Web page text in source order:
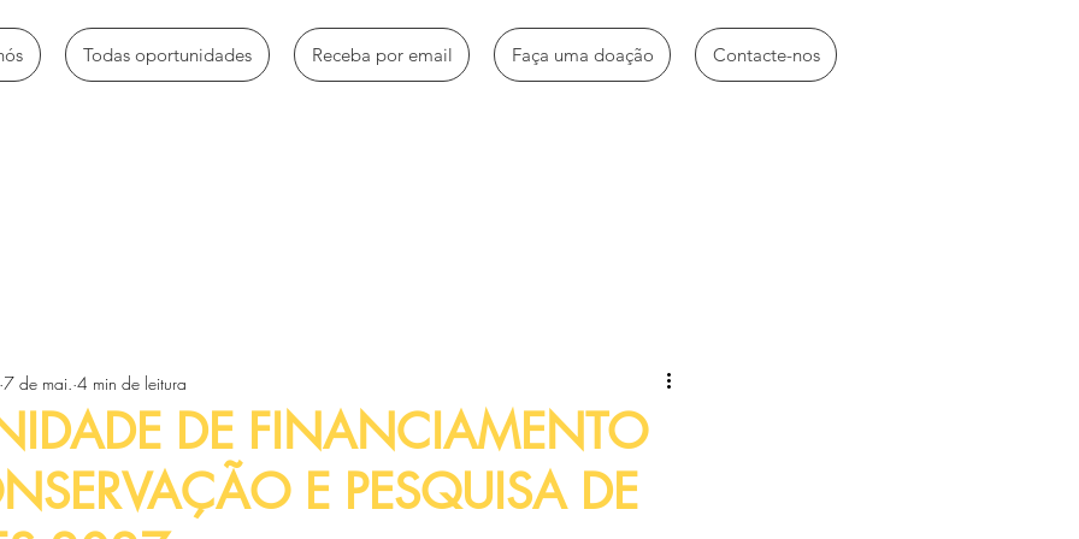
Todas oportunidades Receba por email Faça uma doação Contacte-nos
e trabalhos sociais
Artigos
DE FINANCIAMENTO
E PESQUISA DE
7 de mai. 4 min de leitura